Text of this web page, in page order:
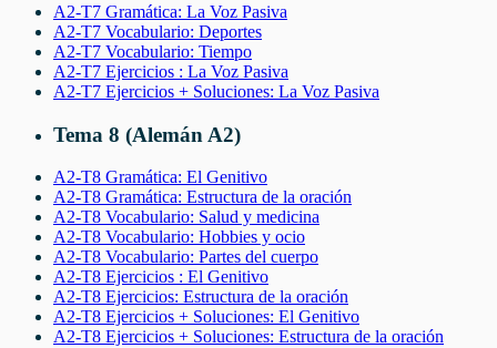
A2-T7 Gramática: La Voz Pasiva
A2-T7 Vocabulario: Deportes
A2-T7 Vocabulario: Tiempo
A2-T7 Ejercicios : La Voz Pasiva
A2-T7 Ejercicios + Soluciones: La Voz Pasiva
Tema 8 (Alemán A2)
A2-T8 Gramática: El Genitivo
A2-T8 Gramática: Estructura de la oración
A2-T8 Vocabulario: Salud y medicina
A2-T8 Vocabulario: Hobbies y ocio
A2-T8 Vocabulario: Partes del cuerpo
A2-T8 Ejercicios : El Genitivo
A2-T8 Ejercicios: Estructura de la oración
A2-T8 Ejercicios + Soluciones: El Genitivo
A2-T8 Ejercicios + Soluciones: Estructura de la oración